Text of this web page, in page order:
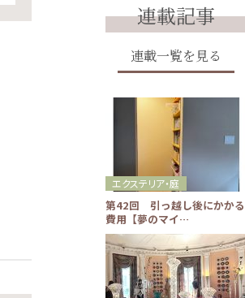
連載記事
連載一覧を見る
第42回 引っ越し後にかかる
費用【夢のマイ…
エクステリア・庭